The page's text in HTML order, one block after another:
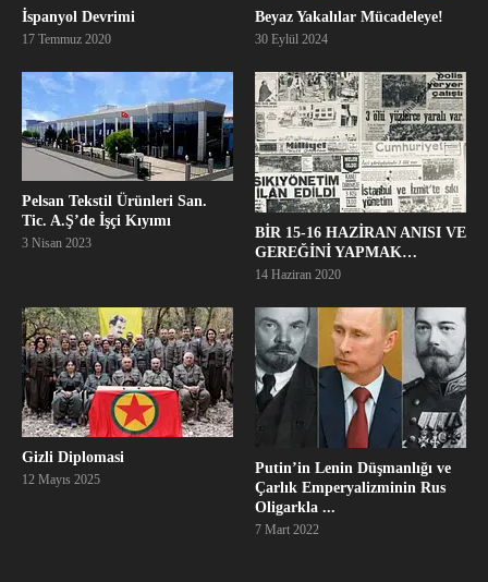
İspanyol Devrimi
17 Temmuz 2020
Beyaz Yakalılar Mücadeleye!
30 Eylül 2024
Pelsan Tekstil Ürünleri San.
Tic. A.Ş’de İşçi Kıyımı
3 Nisan 2023
BİR 15-16 HAZİRAN ANISI VE
GEREĞİNİ YAPMAK…
14 Haziran 2020
Gizli Diplomasi
12 Mayıs 2025
Putin’in Lenin Düşmanlığı ve
Çarlık Emperyalizminin Rus
Oligarkla ...
7 Mart 2022